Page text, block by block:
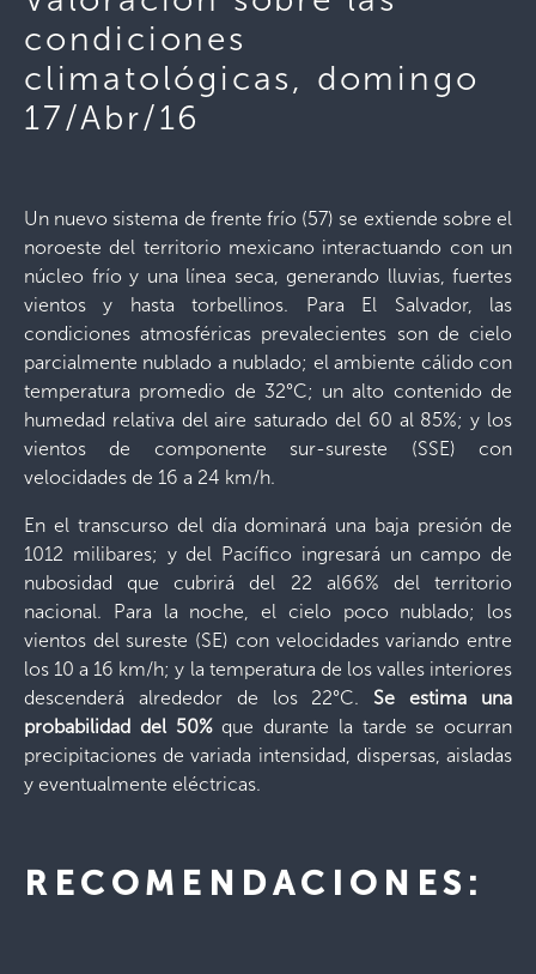
condiciones
climatológicas, domingo
17/Abr/16
Un nuevo sistema de frente frío (57) se extiende sobre el
noroeste del territorio mexicano interactuando con un
núcleo frío y una línea seca, generando lluvias, fuertes
vientos y hasta torbellinos. Para El Salvador, las
condiciones atmosféricas prevalecientes son de cielo
parcialmente nublado a nublado; el ambiente cálido con
temperatura promedio de 32°C; un alto contenido de
humedad relativa del aire saturado del 60 al 85%; y los
vientos de componente sur-sureste (SSE) con
velocidades de 16 a 24 km/h.
En el transcurso del día dominará una baja presión de
1012 milibares; y del Pacífico ingresará un campo de
nubosidad que cubrirá del 22 al66% del territorio
nacional. Para la noche, el cielo poco nublado; los
vientos del sureste (SE) con velocidades variando entre
los 10 a 16 km/h; y la temperatura de los valles interiores
descenderá alrededor de los 22°C. Se estima una
probabilidad del 50%que durante la tarde se ocurran
precipitaciones de variada intensidad, dispersas, aisladas
y eventualmente eléctricas.
RECOMENDACIONES: